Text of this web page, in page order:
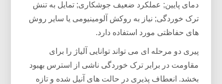
دمای پایین; عملکرد ضعیف جوشکاری; تمایل به تنش
ترک خوردگی; نیاز به روکش آلومینیومی یا سایر روش
های حفاظتی مورد استفاده دارد.
پیری دو مرحله ای می تواند توانایی آلیاژ را برای
مقاومت در برابر ترک خوردگی ناشی از استرس بهبود
بخشد. انعطاف پذیری در حالت های آنیل شده و تازه